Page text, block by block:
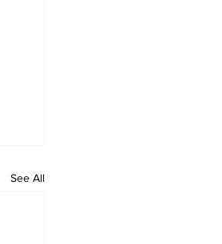
See All